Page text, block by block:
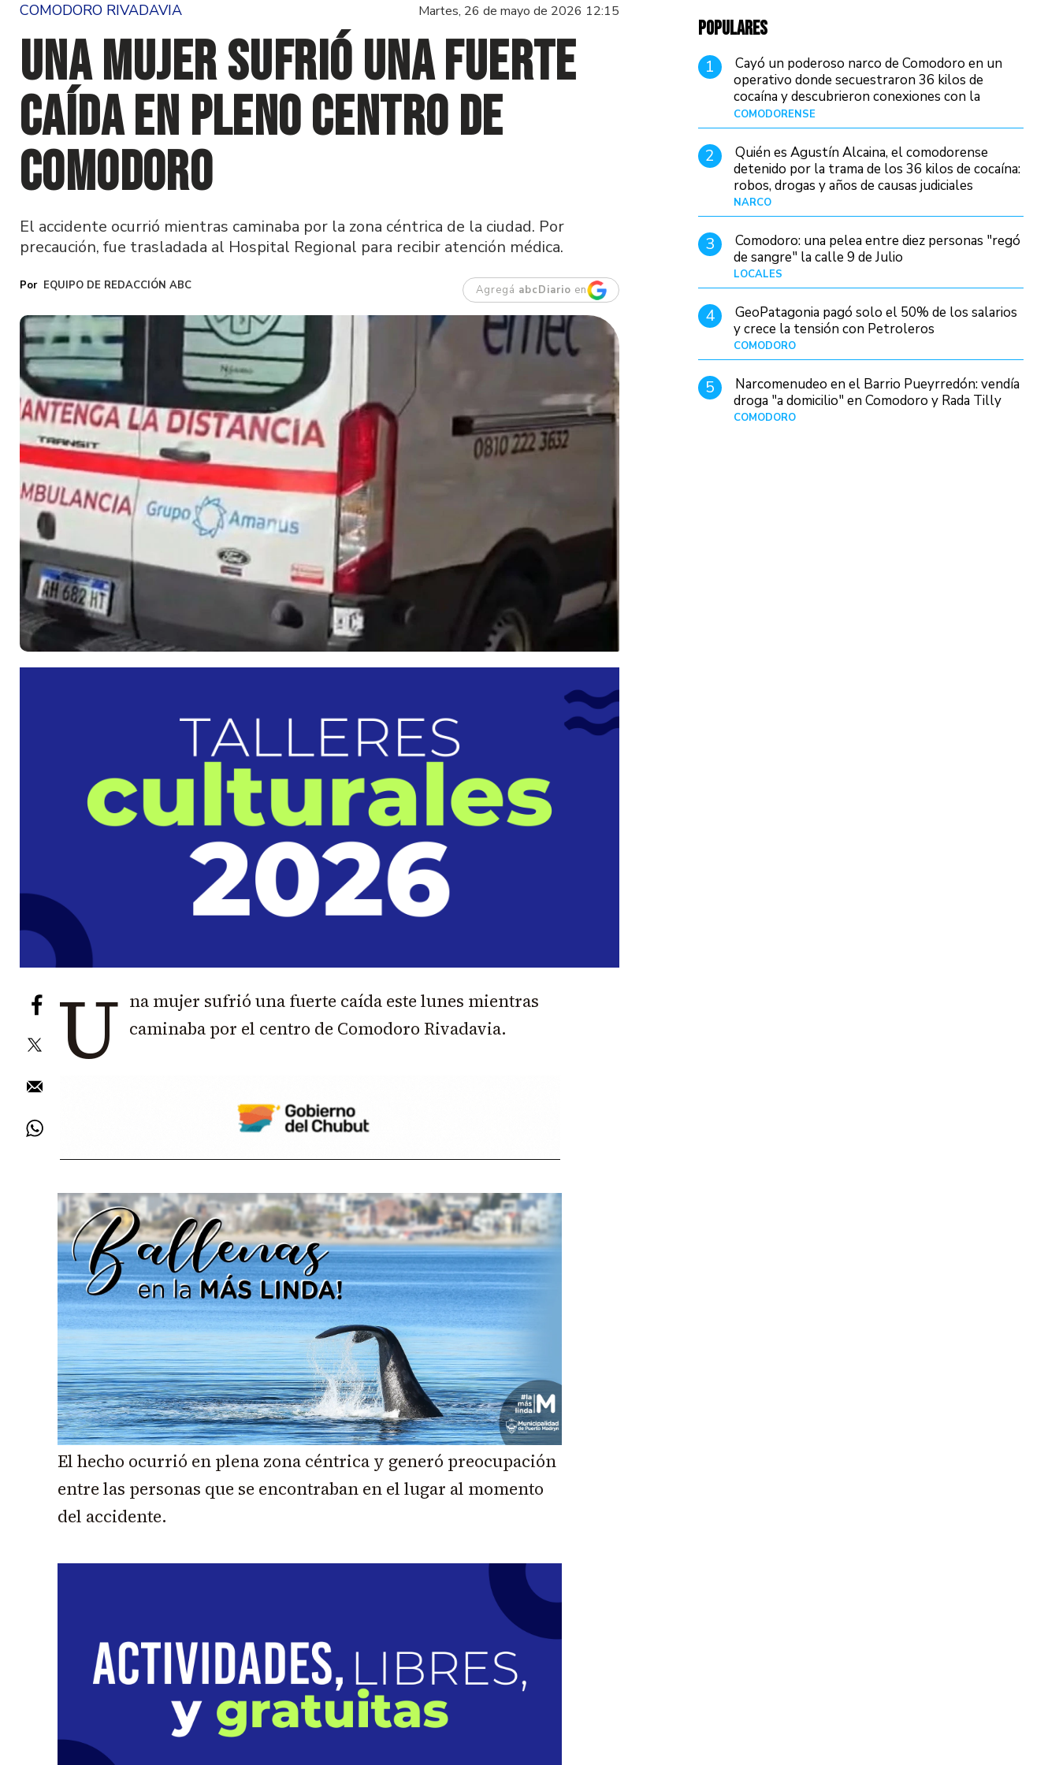
COMODORO RIVADAVIA Martes, 26 de mayo de 2026 12:15
Una mujer sufrió una fuerte
caída en pleno centro de
Comodoro
El accidente ocurrió mientras caminaba por la zona céntrica de la ciudad. Por
precaución, fue trasladada al Hospital Regional para recibir atención médica.
EQUIPO DE REDACCIÓN ABC Agregá abcDiario en
U na mujer sufrió una fuerte caída este lunes mientras
caminaba por el centro de Comodoro Rivadavia.
El hecho ocurrió en plena zona céntrica y generó preocupación
entre las personas que se encontraban en el lugar al momento
del accidente.
POPULARES
1
Cayó un poderoso narco de Comodoro en un
operativo donde secuestraron 36 kilos de
cocaína y descubrieron conexiones con la
Patagonia
COMODORENSE
2
Quién es Agustín Alcaina, el comodorense
detenido por la trama de los 36 kilos de cocaína:
robos, drogas y años de causas judiciales
NARCO
3
Comodoro: una pelea entre diez personas "regó
de sangre" la calle 9 de Julio
LOCALES
4
GeoPatagonia pagó solo el 50% de los salarios
y crece la tensión con Petroleros
COMODORO
5
Narcomenudeo en el Barrio Pueyrredón: vendía
droga "a domicilio" en Comodoro y Rada Tilly
COMODORO